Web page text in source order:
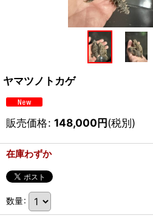
ヤマツノトカゲ
販売価格: 148,000円(税別)
在庫わずか
数量: